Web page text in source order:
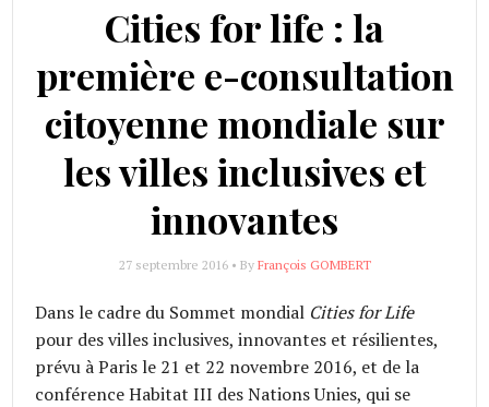
Cities for life : la
première e-consultation
citoyenne mondiale sur
les villes inclusives et
innovantes
27 septembre 2016 • By François GOMBERT
Dans le cadre du Sommet mondial Cities for Life
pour des villes inclusives, innovantes et résilientes,
prévu à Paris le 21 et 22 novembre 2016, et de la
conférence Habitat III des Nations Unies, qui se